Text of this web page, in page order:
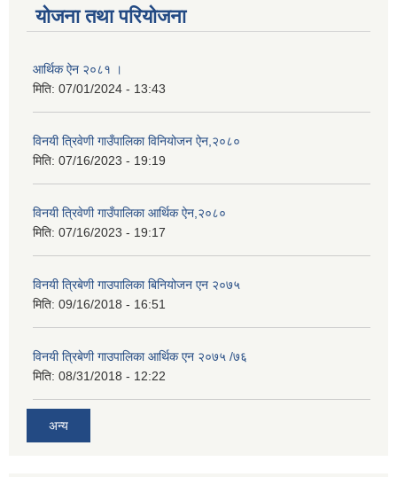
योजना तथा परियोजना
आर्थिक ऐन २०८१ ।
मिति: 07/01/2024 - 13:43
विनयी त्रिवेणी गाउँपालिका विनियोजन ऐन,२०८०
मिति: 07/16/2023 - 19:19
विनयी त्रिवेणी गाउँपालिका आर्थिक ऐन,२०८०
मिति: 07/16/2023 - 19:17
विनयी त्रिबेणी गाउपालिका बिनियोजन एन २०७५
मिति: 09/16/2018 - 16:51
विनयी त्रिबेणी गाउपालिका आर्थिक एन २०७५ /७६
मिति: 08/31/2018 - 12:22
अन्य